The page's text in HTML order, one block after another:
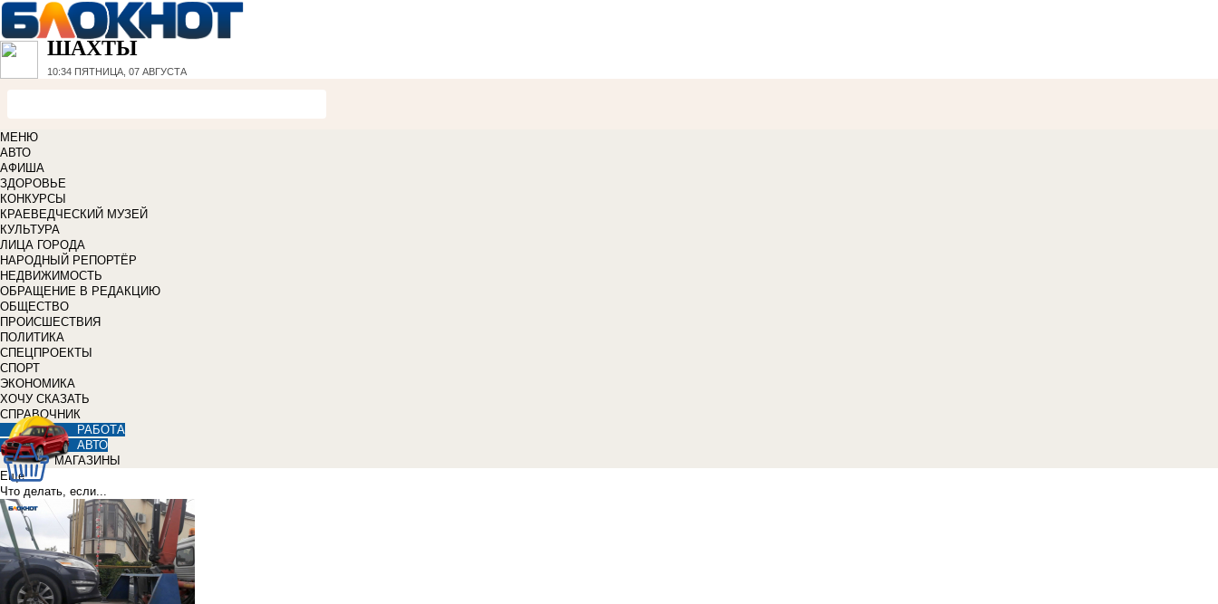
ШАХТЫ
10:34 ПЯТНИЦА, 07 АВГУСТА
МЕНЮ
АВТО
АФИША
ЗДОРОВЬЕ
КОНКУРСЫ
КРАЕВЕДЧЕСКИЙ МУЗЕЙ
КУЛЬТУРА
ЛИЦА ГОРОДА
НАРОДНЫЙ РЕПОРТЁР
НЕДВИЖИМОСТЬ
ОБРАЩЕНИЕ В РЕДАКЦИЮ
ОБЩЕСТВО
ПРОИСШЕСТВИЯ
ПОЛИТИКА
СПЕЦПРОЕКТЫ
СПОРТ
ЭКОНОМИКА
ХОЧУ СКАЗАТЬ
СПРАВОЧНИК
РАБОТА
АВТО
МАГАЗИНЫ
Еще
Что делать, если...